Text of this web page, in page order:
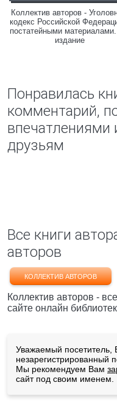
Коллектив авторов -
кодекс Российской
постатейными
издание
Понравилась
комментарий,
впечатлениями
друзьям
Все книги
авторов
КОЛЛЕКТИВ АВТОРОВ
Коллектив авторов -
сайте онлайн
Уважаемый посетитель,
незарегистрированный
Мы рекомендуем Вам
сайт под своим именем.